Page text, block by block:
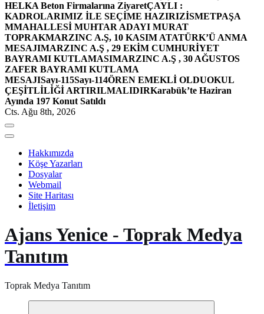
HELKA Beton Firmalarına ZiyaretÇAYLI :
KADROLARIMIZ İLE SEÇİME HAZIRIZİSMETPAŞA
MMAHALLESİ MUHTAR ADAYI MURAT
TOPRAKMARZINC A.Ş, 10 KASIM ATATÜRK’Ü ANMA
MESAJIMARZINC A.Ş , 29 EKİM CUMHURİYET
BAYRAMI KUTLAMASIMARZINC A.Ş , 30 AĞUSTOS
ZAFER BAYRAMI KUTLAMA
MESAJISayı-115Sayı-114ÖREN EMEKLİ OLDUOKUL
ÇEŞİTLİLİĞİ ARTIRILMALIDIRKarabük’te Haziran
Ayında 197 Konut Satıldı
Cts. Ağu 8th, 2026
Hakkımızda
Köşe Yazarları
Dosyalar
Webmail
Site Haritası
İletişim
Ajans Yenice - Toprak Medya
Tanıtım
Toprak Medya Tanıtım